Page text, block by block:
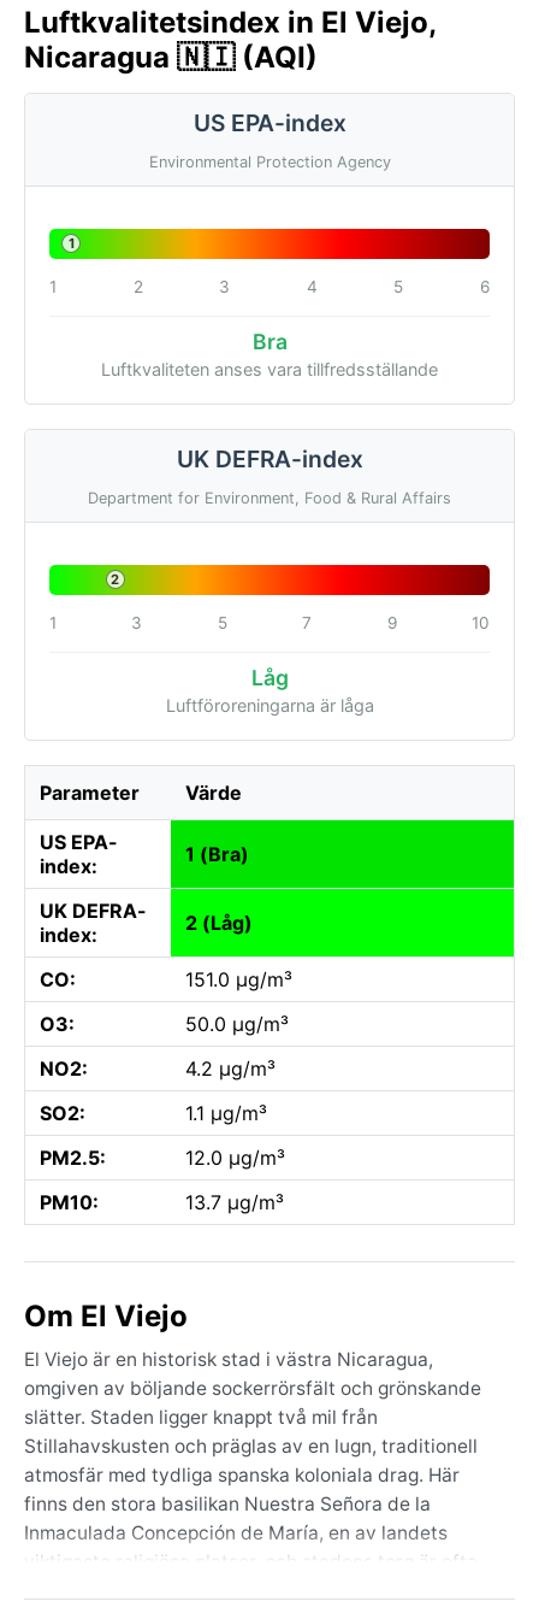
Luftkvalitetsindex in El Viejo,
Nicaragua 🇳🇮 (AQI)
US EPA-index
Environmental Protection Agency
1
1 2 3 4 5 6
Bra
Luftkvaliteten anses vara tillfredsställande
UK DEFRA-index
Department for Environment, Food & Rural Affairs
2
1 3 5 7 9 10
Låg
Luftföroreningarna är låga
Parameter Värde
US EPA-
index:
1 (Bra)
UK DEFRA-
index:
2 (Låg)
CO:
151.0 µg/m³
O3:
50.0 µg/m³
NO2:
4.2 µg/m³
SO2:
1.1 µg/m³
PM2.5:
12.0 µg/m³
PM10:
13.7 µg/m³
Om El Viejo
El Viejo är en historisk stad i västra Nicaragua,
omgiven av böljande sockerrörsfält och grönskande
slätter. Staden ligger knappt två mil från
Stillahavskusten och präglas av en lugn, traditionell
atmosfär med tydliga spanska koloniala drag. Här
finns den stora basilikan Nuestra Señora de la
Inmaculada Concepción de María, en av landets
viktigaste religiösa platser, och stadens torg är ofta